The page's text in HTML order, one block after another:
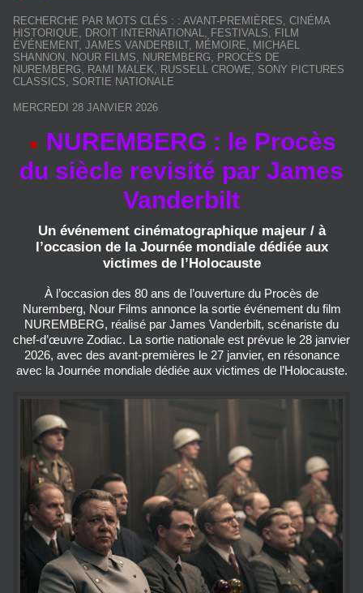
RECHERCHE PAR MOTS CLÉS : : AVANT-PREMIÈRES CINÉMA
HISTORIQUE
DROIT INTERNATIONAL FESTIVALS
FILM
ÉVÉNEMENT, JAMES VANDERBILT, MÉMOIRE
MICHAEL
SHANNON NOUR FILMS NUREMBERG
PROCÈS DE
NUREMBERG
RAMI MALEK RUSSELL CROWE
SONY PICTURES
CLASSICS
SORTIE NATIONALE
MERCREDI 28 JANVIER 2026
NUREMBERG : le Procès
du siècle revisité par James
Vanderbilt
Un événement cinématographique majeur / à
l’occasion de la Journée mondiale dédiée aux
victimes de l’Holocauste
À l’occasion des 80 ans de l’ouverture du Procès de
Nuremberg, Nour Films annonce la sortie événement du film
NUREMBERG, réalisé par James Vanderbilt, scénariste du
chef-d’œuvre Zodiac. La sortie nationale est prévue le 28 janvier
2026, avec des avant-premières le 27 janvier, en résonance
avec la Journée mondiale dédiée aux victimes de l’Holocauste.